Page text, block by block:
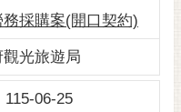
採購案(開口契約)
光旅遊局
115-06-25